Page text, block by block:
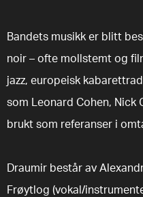
Bandets musikk er blitt
noir – ofte mollstemt og
jazz, europeisk
som Leonard Cohen, Nick
brukt som referanser i
Draumir består av
Frøytlog (vokal/